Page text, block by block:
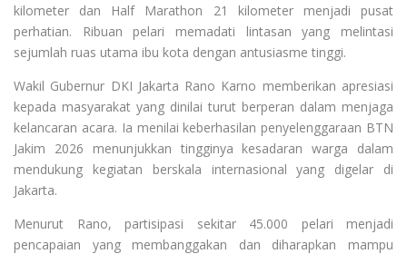
kilometer dan Half Marathon 21 kilometer menjadi pusat
perhatian. Ribuan pelari memadati lintasan yang melintasi
sejumlah ruas utama ibu kota dengan antusiasme tinggi.
Wakil Gubernur DKI Jakarta Rano Karno memberikan apresiasi
kepada masyarakat yang dinilai turut berperan dalam menjaga
kelancaran acara. Ia menilai keberhasilan penyelenggaraan BTN
Jakim 2026 menunjukkan tingginya kesadaran warga dalam
mendukung kegiatan berskala internasional yang digelar di
Jakarta.
Menurut Rano, partisipasi sekitar 45.000 pelari menjadi
pencapaian yang membanggakan dan diharapkan mampu